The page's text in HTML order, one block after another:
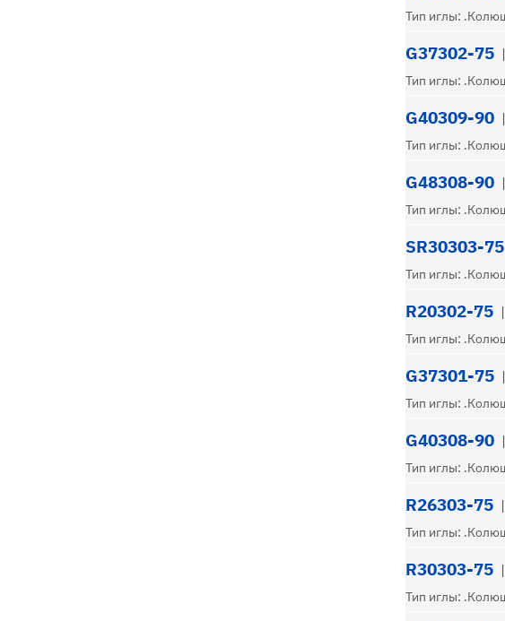
Тип иглы:
G37302-75
Тип иглы:
G40309-90
Тип иглы:
G48308-90
Тип иглы:
SR30303-75
Тип иглы:
R20302-75
Тип иглы:
G37301-75
Тип иглы:
G40308-90
Тип иглы:
R26303-75
Тип иглы:
R30303-75
Тип иглы: